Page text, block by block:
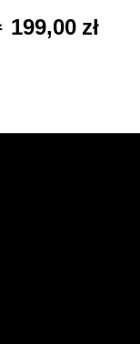
199,00 zł